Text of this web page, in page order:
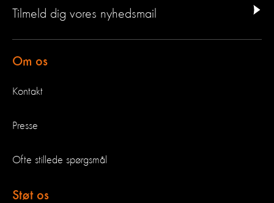
Tilmeld dig vores nyhedsmail
Om os
Kontakt
Presse
Ofte stillede spørgsmål
Støt os